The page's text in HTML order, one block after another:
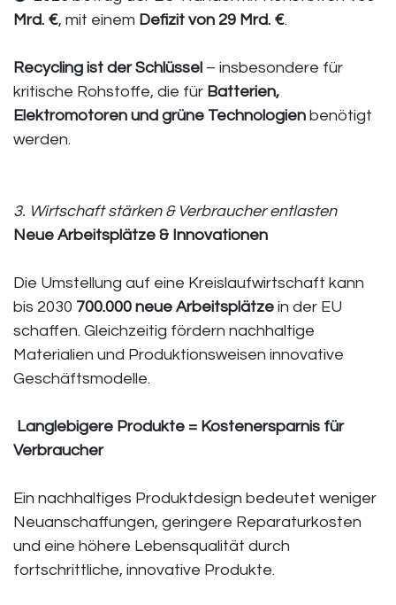
Mrd. €, mit einem Defizit von 29 Mrd. €.
Recycling ist der Schlüssel – insbesondere für
kritische Rohstoffe, die für Batterien,
Elektromotoren und grüne Technologien benötigt
werden.
3. Wirtschaft stärken & Verbraucher entlasten
Neue Arbeitsplätze & Innovationen
Die Umstellung auf eine Kreislaufwirtschaft kann
bis 2030 700.000 neue Arbeitsplätze in der EU
schaffen. Gleichzeitig fördern nachhaltige
Materialien und Produktionsweisen innovative
Geschäftsmodelle.
Langlebigere Produkte = Kostenersparnis für
Verbraucher
Ein nachhaltiges Produktdesign bedeutet weniger
Neuanschaffungen, geringere Reparaturkosten
und eine höhere Lebensqualität durch
fortschrittliche, innovative Produkte.